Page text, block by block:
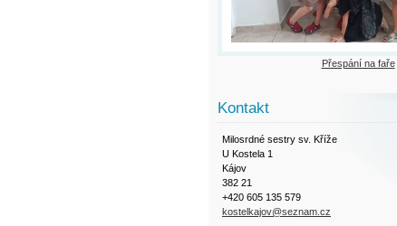
Přespání na faře
Kontakt
Milosrdné sestry sv. Kříže
U Kostela 1
Kájov
382 21
+420 605 135 579
kostelkajov@seznam.cz